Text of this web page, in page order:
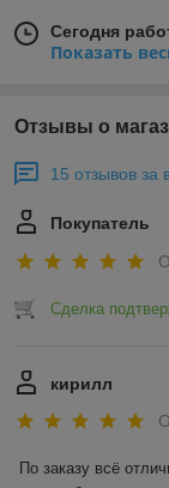
Сегодня
Показать
Отзывы о
15 отзывов за
Покупатель
Сделка
кирилл
По заказу всё